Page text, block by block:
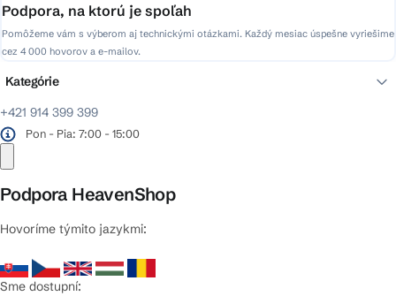
Podpora, na ktorú je spoľah
Pomôžeme vám s výberom aj technickými otázkami. Každý mesiac úspešne vyriešime
cez 4 000 hovorov a e-mailov.
+421 914 399 399
Pon - Pia: 7:00 - 15:00
Podpora HeavenShop
Hovoríme týmito jazykmi:
Sme dostupní:
Kategórie